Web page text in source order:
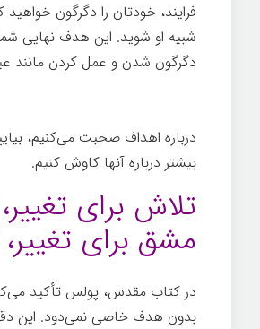
فرایند، خودتان را دگرگون خواهید
شبیه او شوید. این هدف نهایی
دگرگون شدن و عمل کردن مانند
درباره اهداف صحبت می‌کنیم،
بیشتر درباره آنها کاوش کنیم.
تلاش برای
مشق برای
در کتاب مقدس، پولس تأکید
بدون هدف خاصی نمی‌دود. این